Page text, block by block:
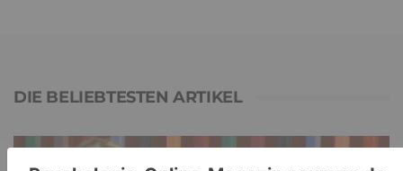
DIE BELIEBTESTEN ARTIKEL